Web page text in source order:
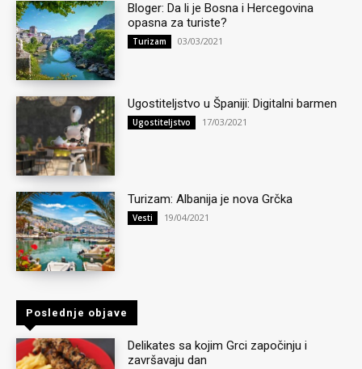
Bloger: Da li je Bosna i Hercegovina
opasna za turiste?
Turizam 03/03/2021
Ugostiteljstvo u Španiji: Digitalni barmen
Ugostiteljstvo 17/03/2021
Turizam: Albanija je nova Grčka
Vesti 19/04/2021
Poslednje objave
Delikates sa kojim Grci započinju i
završavaju dan